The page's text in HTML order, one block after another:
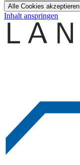
Alle Cookies akzeptieren
Inhalt anspringen